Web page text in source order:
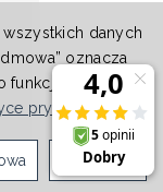
wszystkich danych
oznacza
funkcjonowania
prywatności.
Ustawienia